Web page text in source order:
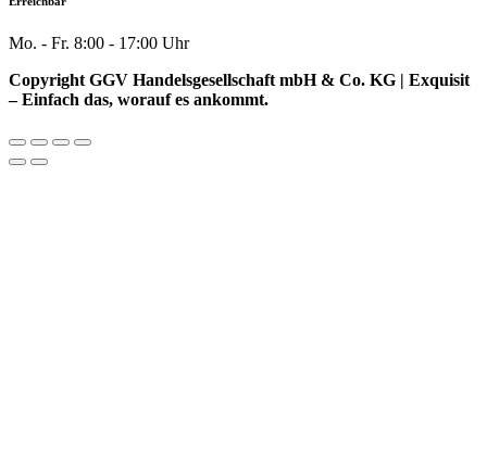
Mo. - Fr. 8:00 - 17:00 Uhr
Copyright GGV Handelsgesellschaft mbH & Co. KG | Exquisit
– Einfach das, worauf es ankommt.